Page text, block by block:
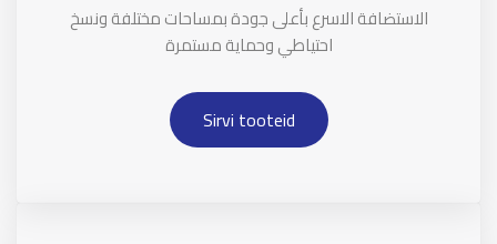
الاستضافة الاسرع بأعلى جودة بمساحات مختلفة ونسخ
احتياطي وحماية مستمرة
Sirvi tooteid